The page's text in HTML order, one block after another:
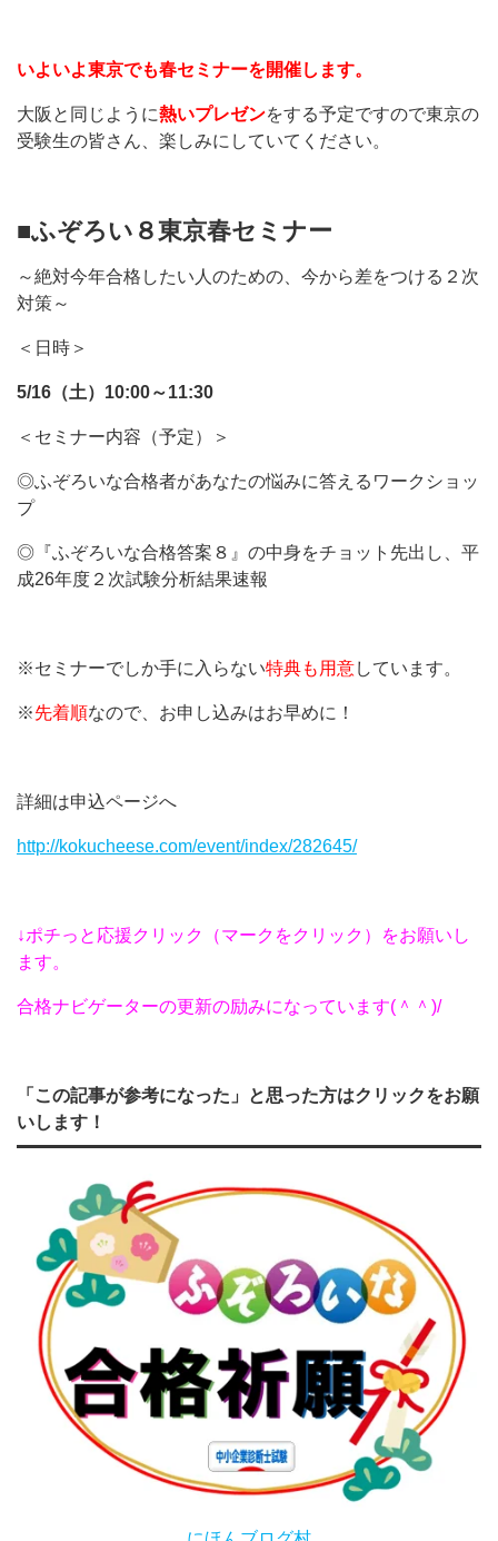
いよいよ東京でも春セミナーを開催します。
大阪と同じように熱いプレゼンをする予定ですので東京の
受験生の皆さん、楽しみにしていてください。
■ふぞろい８東京春セミナー
～絶対今年合格したい人のための、今から差をつける２次
対策～
＜日時＞
5/16（土）10:00～11:30
＜セミナー内容（予定）＞
◎ふぞろいな合格者があなたの悩みに答えるワークショッ
プ
◎『ふぞろいな合格答案８』の中身をチョット先出し、平
成26年度２次試験分析結果速報
※セミナーでしか手に入らない特典も用意しています。
※先着順なので、お申し込みはお早めに！
詳細は申込ページへ
http://kokucheese.com/event/index/282645/
↓ポチっと応援クリック（マークをクリック）をお願いし
ます。
合格ナビゲーターの更新の励みになっています(＾＾)/
「この記事が参考になった」と思った方はクリックをお願
いします！